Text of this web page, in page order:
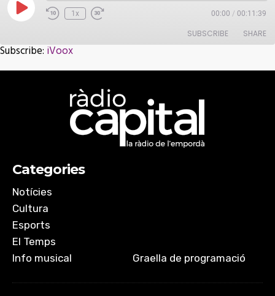
Play
Episode
1x 00:00 / 00:11:39
SUBSCRIBE SHARE
iVoox
SHARE
EMBED
Subscribe: iVoox
Categories
Notícies
Cultura
Esports
El Temps
Info musical
Graella de programació